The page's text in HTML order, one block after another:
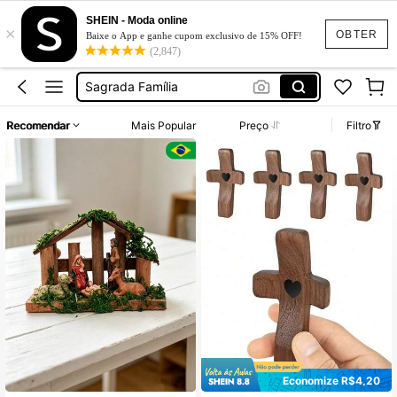
OBTER
×
SHEIN - Moda online
Baixe o App e ganhe cupom exclusivo de 15% OFF!
(2,847)
Brinquedos
Natal
Natal Decoração De Casa
Sagrada Família
Brinquedos
Recomendar Mais Popular Preço Filtro
Economize R$4,20
#4 Mais Vendido
em Madeira Decorações